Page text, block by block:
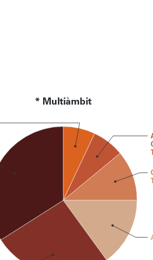
* Multiàmbit